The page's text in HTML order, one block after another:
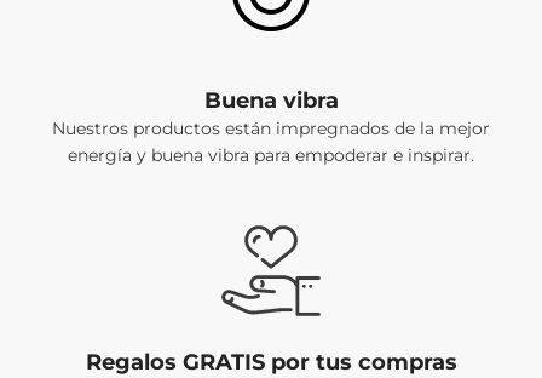
Buena vibra
Nuestros productos están impregnados de la mejor
energía y buena vibra para empoderar e inspirar.
Regalos GRATIS por tus compras